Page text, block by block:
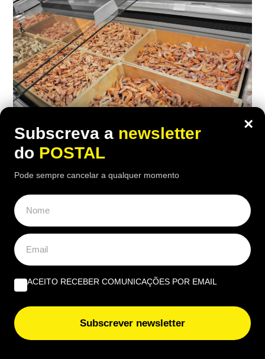
EUROPA ,GASTRONOMIA,SAÚDE
Faz compras em Espanha? Autoridades
lançam alerta alimentar para lote de
camarões com Salmonela e retiram-no
20:30 7 Agosto, 2026 |Rubén Gonçalves
As autoridades espanholas emitiram um alerta
alimentar após detetarem salmonela num lote de
camarão descascado e cozido da marca Ocean Sea
×
Subscreva a newsletter
do POSTAL
Pode sempre cancelar a qualquer momento
ACEITO RECEBER COMUNICAÇÕES POR EMAIL
Subscrever newsletter